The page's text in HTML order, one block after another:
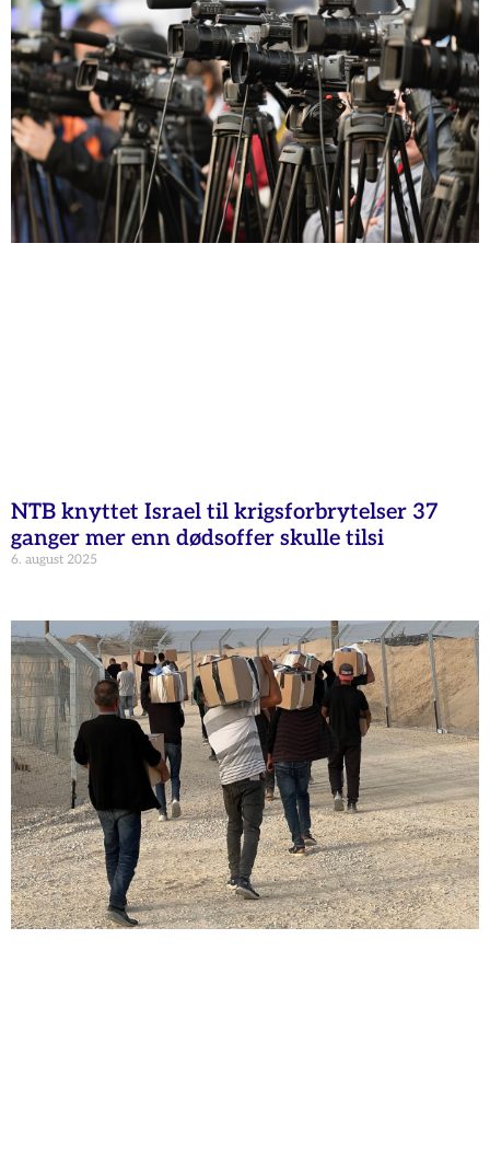
NTB knyttet Israel til krigsforbrytelser 37
ganger mer enn dødsoffer skulle tilsi
6. august 2025